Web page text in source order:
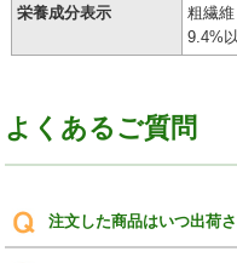
栄養成分表示
粗繊
9.4%
よくあるご質問
注文した商品はいつ出荷